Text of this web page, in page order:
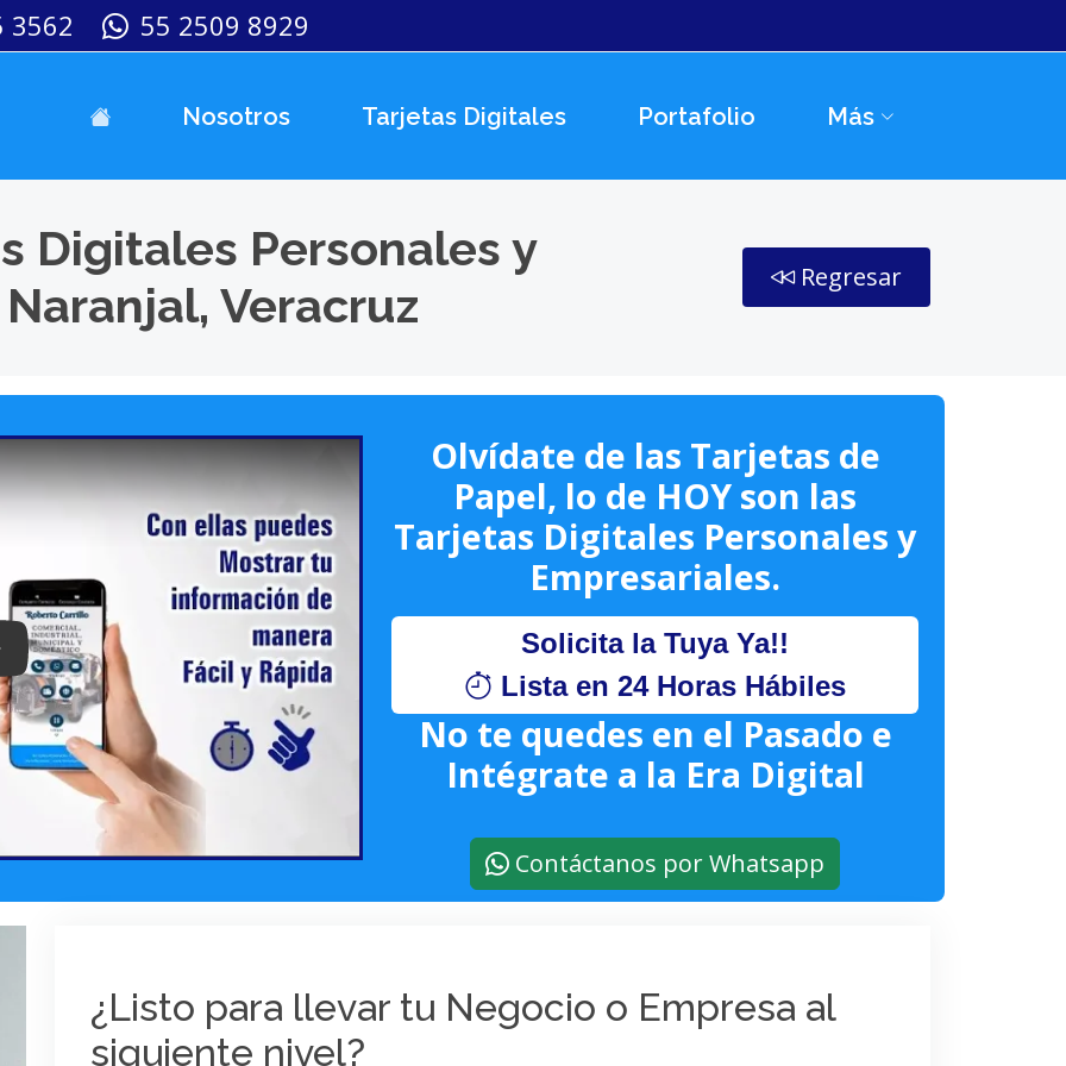
3562 55 2509 8929
Nosotros Tarjetas Digitales Portafolio Más
Digitales Personales y
Veracruz
Regresar
Keynote (Google I/O '18)
Olvídate de las Tarjetas de
Papel, lo de HOY son las
Tarjetas Digitales Personales y
Empresariales.
Solicita la Tuya Ya!!
Lista en 24 Horas Hábiles
No te quedes en el Pasado e
Intégrate a la Era Digital
Contáctanos por Whatsapp
¿Listo para llevar tu Negocio o Empresa al
siguiente nivel?